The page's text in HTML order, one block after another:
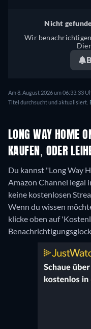
Nicht
Wir
Am 8. August 2026 um 06:33:33
Titel durchsucht und aktualisiert.
LONG WAY HOME
KAUFEN, ODER
Du kannst "Long Way
Amazon Channel legal
keine kostenlosen
Wenn du wissen
klicke oben auf